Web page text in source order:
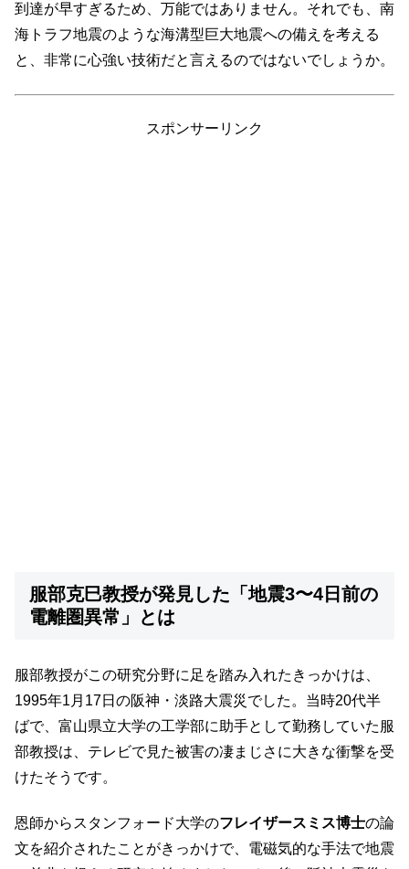
到達が早すぎるため、万能ではありません。それでも、南
海トラフ地震のような海溝型巨大地震への備えを考える
と、非常に心強い技術だと言えるのではないでしょうか。
スポンサーリンク
服部克巳教授が発見した「地震3〜4日前の
電離圏異常」とは
服部教授がこの研究分野に足を踏み入れたきっかけは、
1995年1月17日の阪神・淡路大震災でした。当時20代半
ばで、富山県立大学の工学部に助手として勤務していた服
部教授は、テレビで見た被害の凄まじさに大きな衝撃を受
けたそうです。
恩師からスタンフォード大学のフレイザースミス博士の論
文を紹介されたことがきっかけで、電磁気的な手法で地震